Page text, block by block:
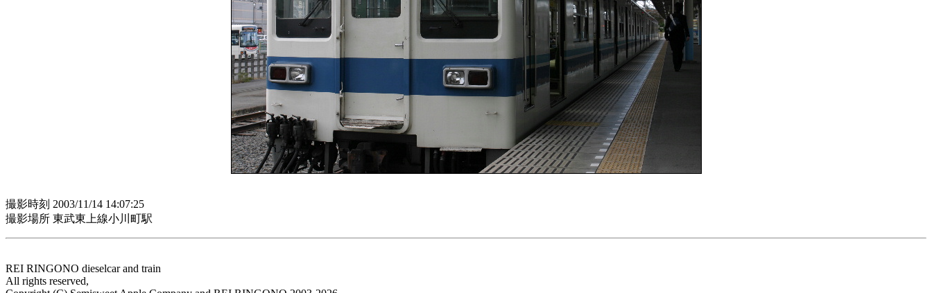
撮影時刻 2003/11/14 14:07:25
撮影場所 東武東上線小川町駅
REI RINGONO dieselcar and train
All rights reserved,